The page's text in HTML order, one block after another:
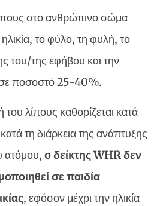
στο ανθρώπινο σώμα
το φύλο, τη φυλή, το
του/της εφήβου και την
σε ποσοστό 25-40%.
λίπους καθορίζεται κατά
τη διάρκεια της ανάπτυξης
ατόμου, ο δείκτης WHR δεν
σε παιδία
, εφόσον μέχρι την ηλικία